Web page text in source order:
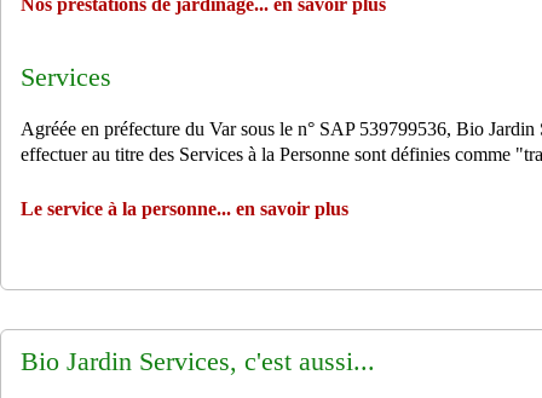
Services
Agréée en préfecture du Var sous le n° SAP 539799536, Bio
effectuer au titre des Services à la Personne sont définies comme
Le service à la personne... en savoir plus
Bio Jardin Services, c'est aussi...